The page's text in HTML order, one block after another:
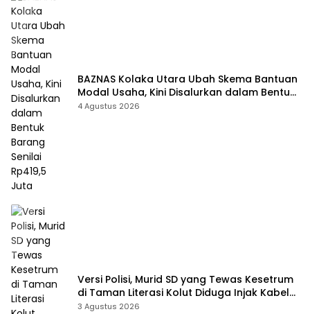
BAZNAS Kolaka Utara Ubah Skema Bantuan
Modal Usaha, Kini Disalurkan dalam Bentuk
Barang Senilai Rp419,5 Juta
4 Agustus 2026
Versi Polisi, Murid SD yang Tewas Kesetrum
di Taman Literasi Kolut Diduga Injak Kabel
Beraliran Listrik
3 Agustus 2026